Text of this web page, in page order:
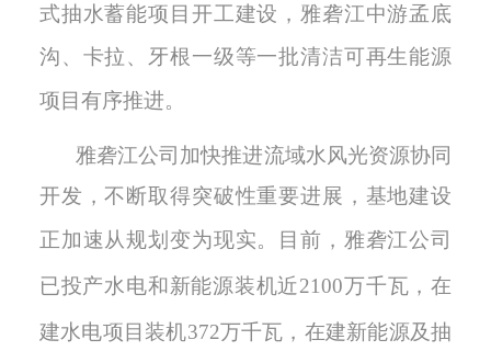
式抽水蓄能项目 开工建设，雅砻江中游孟底
沟、卡拉、牙根一级等一批清洁可再生能源
项目有序推进。
雅砻江公司加快推进流域水风光资源协同
开发，不断取得突破性重要进展，基地建设
正加速从规划变为现实。 目前， 雅砻江公司
已投产水电和新能源装机近2100万千瓦，在
建水电项目装机372万千瓦， 在建新能源及抽